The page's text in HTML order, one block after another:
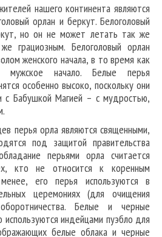
нашего континента являются
орлан и беркут. Белоголовый
но он не может летать так же
грациозным. Белоголовый орлан
женского начала, в то время как
мужское начало. Белые перья
особенно высоко, поскольку они
с Бабушкой Магией – с мудростью,
перья орла являются священными,
под защитой правительства
перьями орла считается
кто не относится к коренным
его перья используются в
церемониях (для очищения
Белые и черные
используются индейцами пуэбло для
белые облака и черные